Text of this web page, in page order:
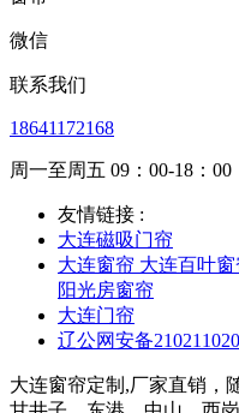
微信
联系我们
18641172168
周一至周五 09：00-18：00
友情链接 :
大连磁吸门帘
大连窗帘 大连百叶
阳光房窗帘
大连门帘
辽公网安备
大连窗帘定制,厂家直销，